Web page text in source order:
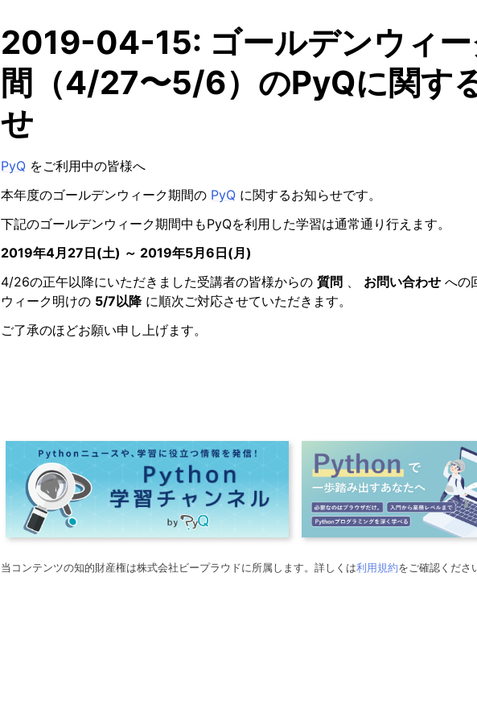
2019-04-15: ゴールデンウィ
間（4/27〜5/6）のPyQに関す
せ
PyQ をご利用中の皆様へ
本年度のゴールデンウィーク期間の PyQ に関するお知らせです。
下記のゴールデンウィーク期間中もPyQを利用した学習は通常通り行えます。
2019年4月27日(土) ～ 2019年5月6日(月)
4/26の正午以降にいただきました受講者の皆様からの 質問 、 お問い合わせ への
ウィーク明けの 5/7以降に順次ご対応させていただきます。
ご了承のほどお願い申し上げます。
当コンテンツの知的財産権は株式会社ビープラウドに所属します。詳しくは利用規約をご確認くださ